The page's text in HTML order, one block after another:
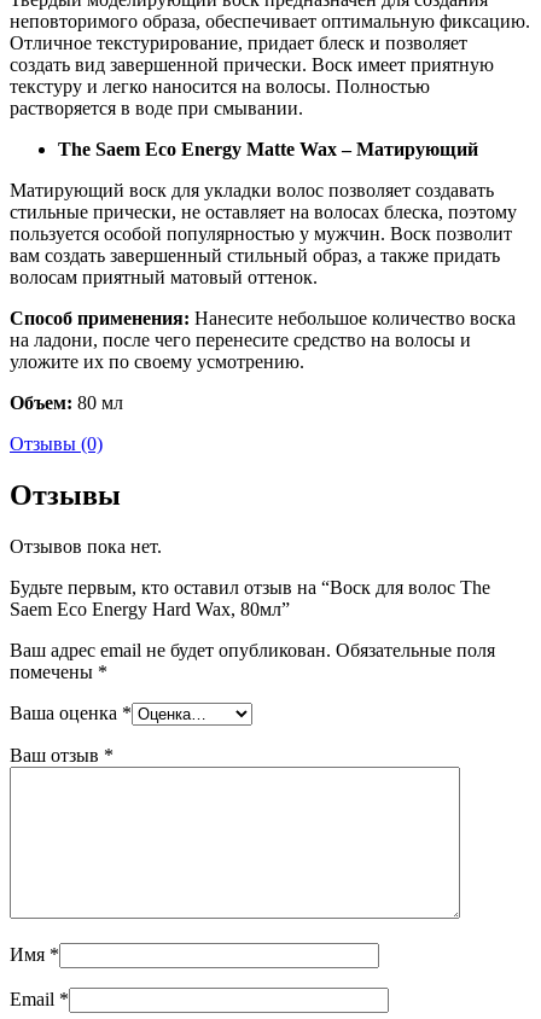
неповторимого образа, обеспечивает оптимальную фиксацию.
Отличное текстурирование, придает блеск и позволяет
создать вид завершенной прически. Воск имеет приятную
текстуру и легко наносится на волосы. Полностью
растворяется в воде при смывании.
The Saem Eco Energy Matte Wax – Матирующий
Матирующий воск для укладки волос позволяет создавать
стильные прически, не оставляет на волосах блеска, поэтому
пользуется особой популярностью у мужчин. Воск позволит
вам создать завершенный стильный образ, а также придать
волосам приятный матовый оттенок.
Способ применения: Нанесите небольшое количество воска
на ладони, после чего перенесите средство на волосы и
уложите их по своему усмотрению.
Объем: 80 мл
Отзывы (0)
Отзывы
Отзывов пока нет.
Будьте первым, кто оставил отзыв на “Воск для волос The
Saem Eco Energy Hard Wax, 80мл”
Ваш адрес email не будет опубликован. Обязательные поля
помечены *
Ваша оценка *
Ваш отзыв *
Имя *
Email *